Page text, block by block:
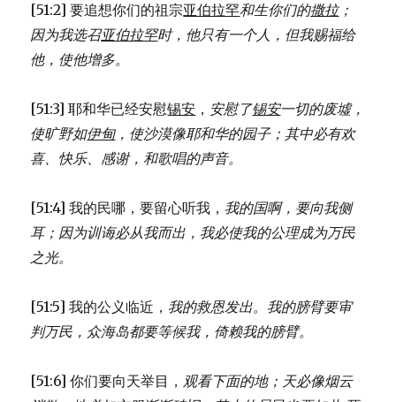
[51:2] 要追想你们的祖宗亚伯拉罕和生你们的撒拉；
因为我选召亚伯拉罕时，他只有一个人， 但我赐福给
他， 使他增多。
[51:3] 耶和华已经安慰锡安 ， 安慰了锡安一切的废墟，
使旷野如伊甸， 使沙漠像耶和华的园子； 其中必有欢
喜、快乐、感谢，和歌唱的声音。
[51:4] 我的民哪，要留心听我， 我的国啊，要向我侧
耳； 因为训诲必从我而出， 我必使我的公理成为万民
之光。
[51:5] 我的公义临近， 我的救恩发出。 我的膀臂要审
判万民， 众海岛都要等候我，倚赖我的膀臂。
[51:6] 你们要向天举目， 观看下面的地； 天必像烟云